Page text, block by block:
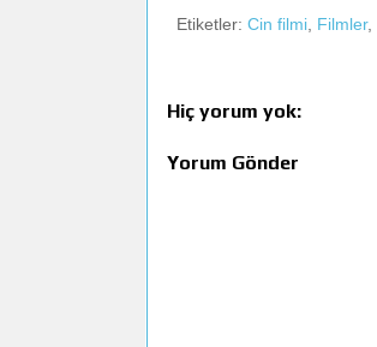
Etiketler: Cin filmi Filmler,
Hiç yorum yok:
Yorum Gönder